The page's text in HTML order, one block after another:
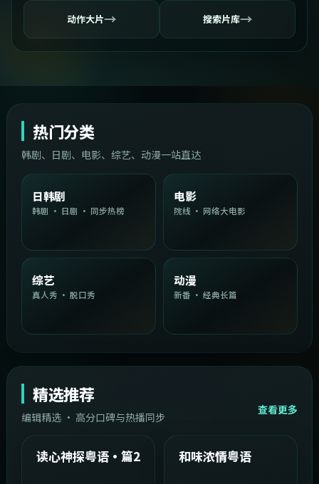
动作大片→ 搜索片库→
热门分类
韩剧、日剧、电影、综艺、动漫一站直达
日韩剧
韩剧 · 日剧 · 同步热榜
电影
院线 · 网络大电影
综艺
真人秀 · 脱口秀
动漫
新番 · 经典长篇
精选推荐
编辑精选 · 高分口碑与热播同步
查看更多
精选
中国台湾 1:54:36
读心神探粤语·篇2 精选
2:08:51
和味浓情粤语